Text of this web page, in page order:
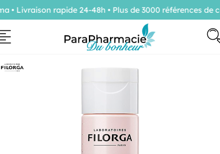
Livraison rapide 24-48h • Plus de 3000 références de